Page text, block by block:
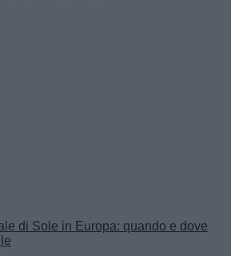
di Sole in Europa: quando e dove